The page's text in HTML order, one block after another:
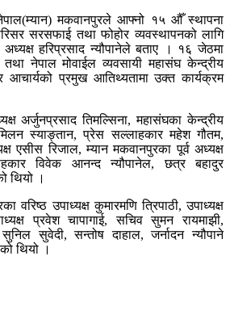
मकवानपुरले आफ्नो १५ औँ स्थापना
सरसफाई तथा फोहोर व्यवस्थापनको लागि
अध्यक्ष हरिप्रसाद न्यौपानेले बताए । १६ जेठमा
तथा नेपाल मोवाईल व्यवसायी महासंघ केन्द्रीय
आचार्यको प्रमुख आतिथ्यतामा उक्त कार्यक्रम
अर्जुनप्रसाद तिमल्सिना, महासंघका केन्द्रीय
स्याङ्तान, प्रेस सल्लाहकार महेश गौतम,
एसीस रिजाल, म्यान मकवानपुरका पूर्व अध्यक्ष
विवेक आनन्द न्यौपानेल, छत्र बहादुर
थियो ।
वरिष्ठ उपाध्यक्ष कुमारमणि त्रिपाठी, उपाध्यक्ष
प्रवेश चापागाई, सचिव सुमन रायमाझी,
सुवेदी, सन्तोष दाहाल, जर्नादन न्यौपाने
थियो ।